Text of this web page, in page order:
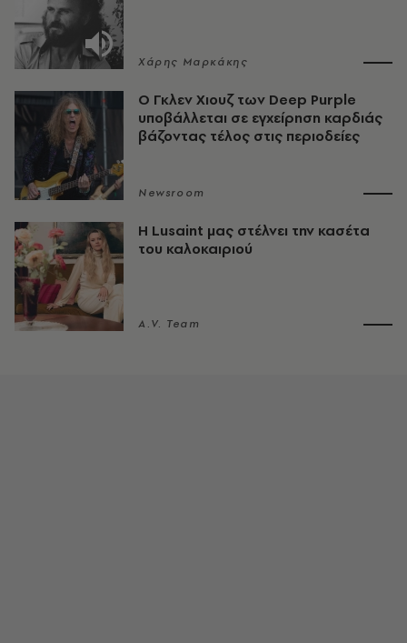
Χάρης Μαρκάκης
O Γκλεν Χιουζ των Deep Purple
υποβάλλεται σε εγχείρηση καρδιάς
βάζοντας τέλος στις περιοδείες
Newsroom
Η Lusaint μας στέλνει την κασέτα
του καλοκαιριού
A.V. Team